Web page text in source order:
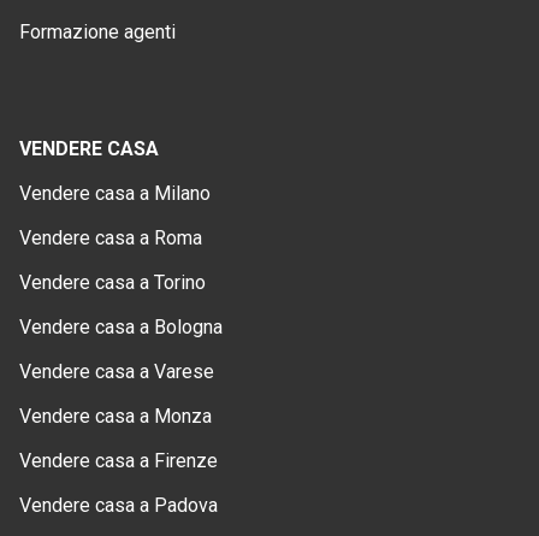
Formazione agenti
VENDERE CASA
Vendere casa a Milano
Vendere casa a Roma
Vendere casa a Torino
Vendere casa a Bologna
Vendere casa a Varese
Vendere casa a Monza
Vendere casa a Firenze
Vendere casa a Padova